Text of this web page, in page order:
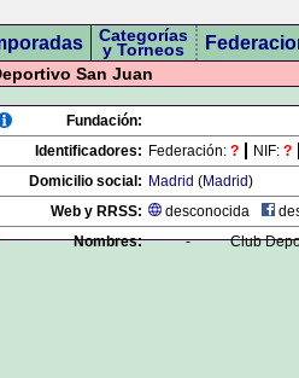
Categorías
y Torneos
San Juan
Fundación:
Identificadores: Federación: ? NIF: ?
Domicilio social: Madrid (Madrid)
Web y RRSS:
desconocida
Nombres:
- Club